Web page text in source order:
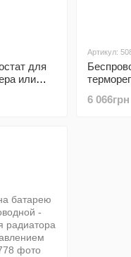
для
или
Артикул:
WIFI
6 066грн